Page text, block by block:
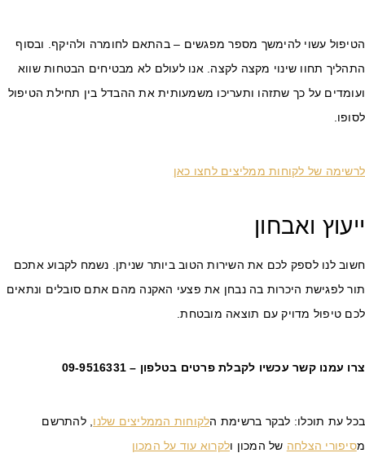
עשוי להימשך מספר מפגשים – בהתאם לחומרה ולהיקף. ובסוף
תחוו שינוי מקצה לקצה. אנו לעולם לא מבטיחים הבטחות שווא
על כך שתזהו ותעריכו משמעותית את ההבדל בין תחילת הטיפול
של לקוחות ממליצים לחצו כאן
ואבחון
לנו לספק לכם את השירות הטוב ביותר שניתן. נשמח לקבוע אתכם
לפגישת היכרות בה נבחן את פצעי האקנה מהם אתם סובלים ונתאים
טיפול מדויק עם תוצאה מובטחת.
עמנו קשר עכשיו לקבלת פרטים בטלפון –09-9516331
עת תוכלו: לבקר ברשימת הלקוחות הממליצים שלנו, להתרשם
סיפורי הצלחהשל המכון ו לקרוא עוד על המכון